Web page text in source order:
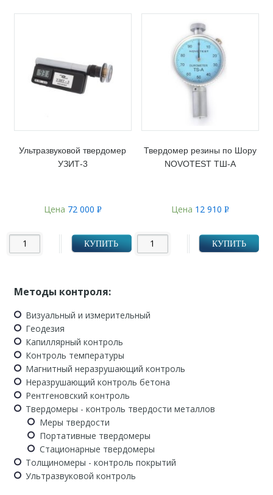
Ультразвуковой твердомер
УЗИТ-3
Цена 72 000 Р
КУПИТЬ
Твердомер резины по Шору
NOVOTEST ТШ-А
Цена 12 910Р
КУПИТЬ
Методы контроля:
Визуальный и измерительный
Геодезия
Капиллярный контроль
Контроль температуры
Магнитный неразрушающий контроль
Неразрушающий контроль бетона
Рентгеновский контроль
Твердомеры - контроль твердости металлов
Меры твердости
Портативные твердомеры
Стационарные твердомеры
Толщиномеры - контроль покрытий
Ультразвуковой контроль